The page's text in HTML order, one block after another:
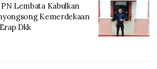
Lembata Kabulkan
Kemerdekaan
Dkk